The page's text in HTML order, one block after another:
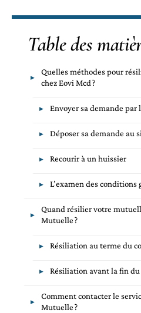
Table des
Quelles méthodes pour
chez Eovi Mcd ?
Envoyer sa demande par
Déposer sa demande au
Recourir à un huissier
L’examen des
Quand résilier votre
Mutuelle ?
Résiliation au terme du
Résiliation avant la fin
Comment contacter le
Mutuelle ?